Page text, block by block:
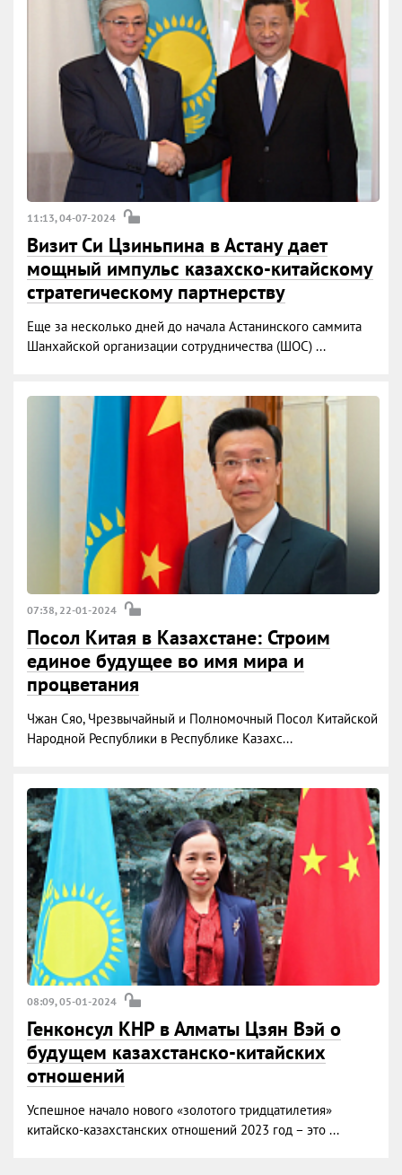
11:13, 04-07-2024
Визит Си Цзиньпина в Астану дает
мощный импульс казахско-китайскому
стратегическому партнерству
Еще за несколько дней до начала Астанинского саммита
Шанхайской организации сотрудничества (ШОС) ...
07:38, 22-01-2024
Посол Китая в Казахстане: Строим
единое будущее во имя мира и
процветания
Чжан Сяо, Чрезвычайный и Полномочный Посол Китайской
Народной Республики в Республике Казахс...
08:09, 05-01-2024
Генконсул КНР в Алматы Цзян Вэй о
будущем казахстанско-китайских
отношений
Успешное начало нового «золотого тридцатилетия»
китайско-казахстанских отношений 2023 год – это ...